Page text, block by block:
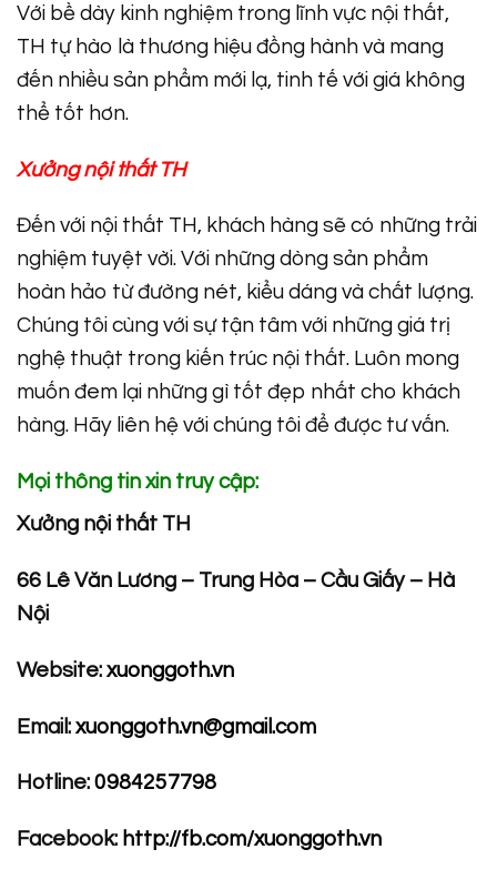
Với bề dày kinh nghiệm trong lĩnh vực nội thất,
TH tự hào là thương hiệu đồng hành và mang
đến nhiều sản phẩm mới lạ, tinh tế với giá không
thể tốt hơn.
Xưởng nội thất TH
Đến với nội thất TH, khách hàng sẽ có những trải
nghiệm tuyệt vời. Với những dòng sản phẩm
hoàn hảo từ đường nét, kiểu dáng và chất lượng.
Chúng tôi cùng với sự tận tâm với những giá trị
nghệ thuật trong kiến trúc nội thất. Luôn mong
muốn đem lại những gì tốt đẹp nhất cho khách
hàng. Hãy liên hệ với chúng tôi để được tư vấn.
Mọi thông tin xin truy cập:
Xưởng nội thất TH
66 Lê Văn Lương – Trung Hòa – Cầu Giấy – Hà
Nội
Website: xuonggoth.vn
Email: xuonggoth.vn@gmail.com
Hotline: 0984257798
Facebook: http://fb.com/xuonggoth.vn